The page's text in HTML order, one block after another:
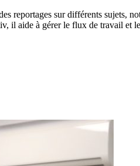
reportages sur différents sujets,
aide à gérer le flux de travail et